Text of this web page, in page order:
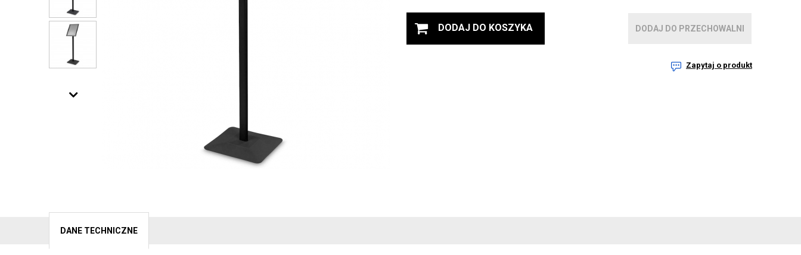
DODAJ DO KOSZYKA DODAJ DO PRZECHOWALNI
Zapytaj o produkt
DANE TECHNICZNE